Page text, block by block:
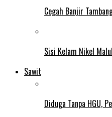
Cegah Banjir
Sisi Kelam Nikel
Sawit
Diduga Tanpa HGU,